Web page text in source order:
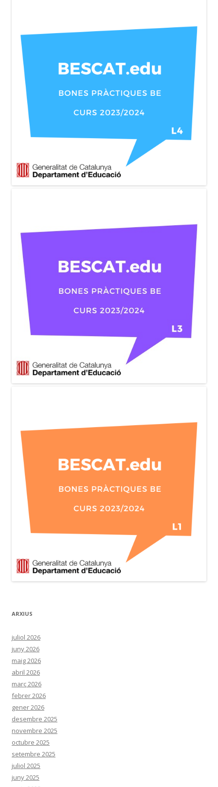
ARXIUS
juliol 2026
juny 2026
maig 2026
abril 2026
març 2026
febrer 2026
gener 2026
desembre 2025
novembre 2025
octubre 2025
setembre 2025
juliol 2025
juny 2025